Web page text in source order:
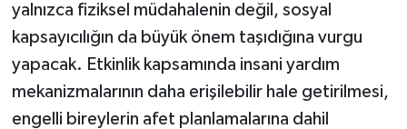
yalnızca fiziksel müdahalenin değil, sosyal
kapsayıcılığın da büyük önem taşıdığına vurgu
yapacak. Etkinlik kapsamında insani yardım
mekanizmalarının daha erişilebilir hale getirilmesi,
engelli bireylerin afet planlamalarına dahil